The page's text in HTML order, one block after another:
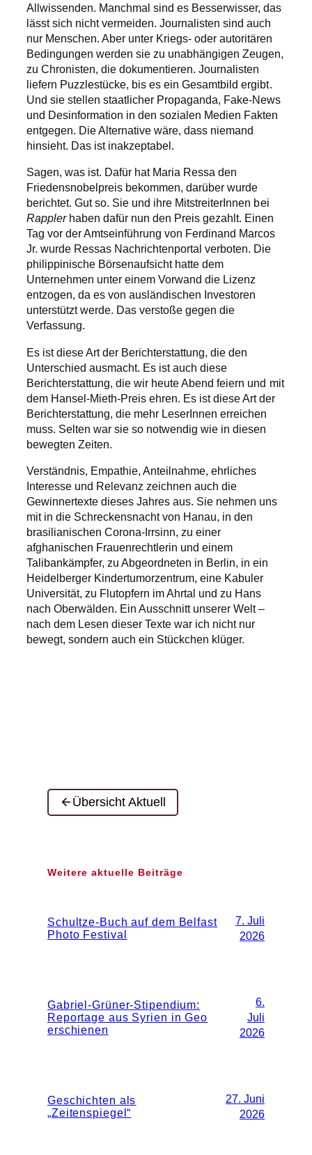
Allwissenden. Manchmal sind es Besserwisser, das
lässt sich nicht vermeiden. Journalisten sind auch
nur Menschen. Aber unter Kriegs- oder autoritären
Bedingungen werden sie zu unabhängigen Zeugen,
zu Chronisten, die dokumentieren. Journalisten
liefern Puzzlestücke, bis es ein Gesamtbild ergibt.
Und sie stellen staatlicher Propaganda, Fake-News
und Desinformation in den sozialen Medien Fakten
entgegen. Die Alternative wäre, dass niemand
hinsieht. Das ist inakzeptabel.
Sagen, was ist. Dafür hat Maria Ressa den
Friedensnobelpreis bekommen, darüber wurde
berichtet. Gut so. Sie und ihre MitstreiterInnen bei
Rapplerhaben dafür nun den Preis gezahlt. Einen
Tag vor der Amtseinführung von Ferdinand Marcos
Jr. wurde Ressas Nachrichtenportal verboten. Die
philippinische Börsenaufsicht hatte dem
Unternehmen unter einem Vorwand die Lizenz
entzogen, da es von ausländischen Investoren
unterstützt werde. Das verstoße gegen die
Verfassung.
Es ist diese Art der Berichterstattung, die den
Unterschied ausmacht. Es ist auch diese
Berichterstattung, die wir heute Abend feiern und mit
dem Hansel-Mieth-Preis ehren. Es ist diese Art der
Berichterstattung, die mehr LeserInnen erreichen
muss. Selten war sie so notwendig wie in diesen
bewegten Zeiten.
Verständnis, Empathie, Anteilnahme, ehrliches
Interesse und Relevanz zeichnen auch die
Gewinnertexte dieses Jahres aus. Sie nehmen uns
mit in die Schreckensnacht von Hanau, in den
brasilianischen Corona-Irrsinn, zu einer
afghanischen Frauenrechtlerin und einem
Talibankämpfer, zu Abgeordneten in Berlin, in ein
Heidelberger Kindertumorzentrum, eine Kabuler
Universität, zu Flutopfern im Ahrtal und zu Hans
nach Oberwälden. Ein Ausschnitt unserer Welt –
nach dem Lesen dieser Texte war ich nicht nur
bewegt, sondern auch ein Stückchen klüger.
Übersicht Aktuell
Weitere aktuelle Beiträge
Schultze-Buch auf dem Belfast
Photo Festival
7. Juli
2026
Gabriel-Grüner-Stipendium:
Reportage aus Syrien in Geo
erschienen
6.
Juli
2026
Geschichten als
„Zeitenspiegel“
27. Juni
2026